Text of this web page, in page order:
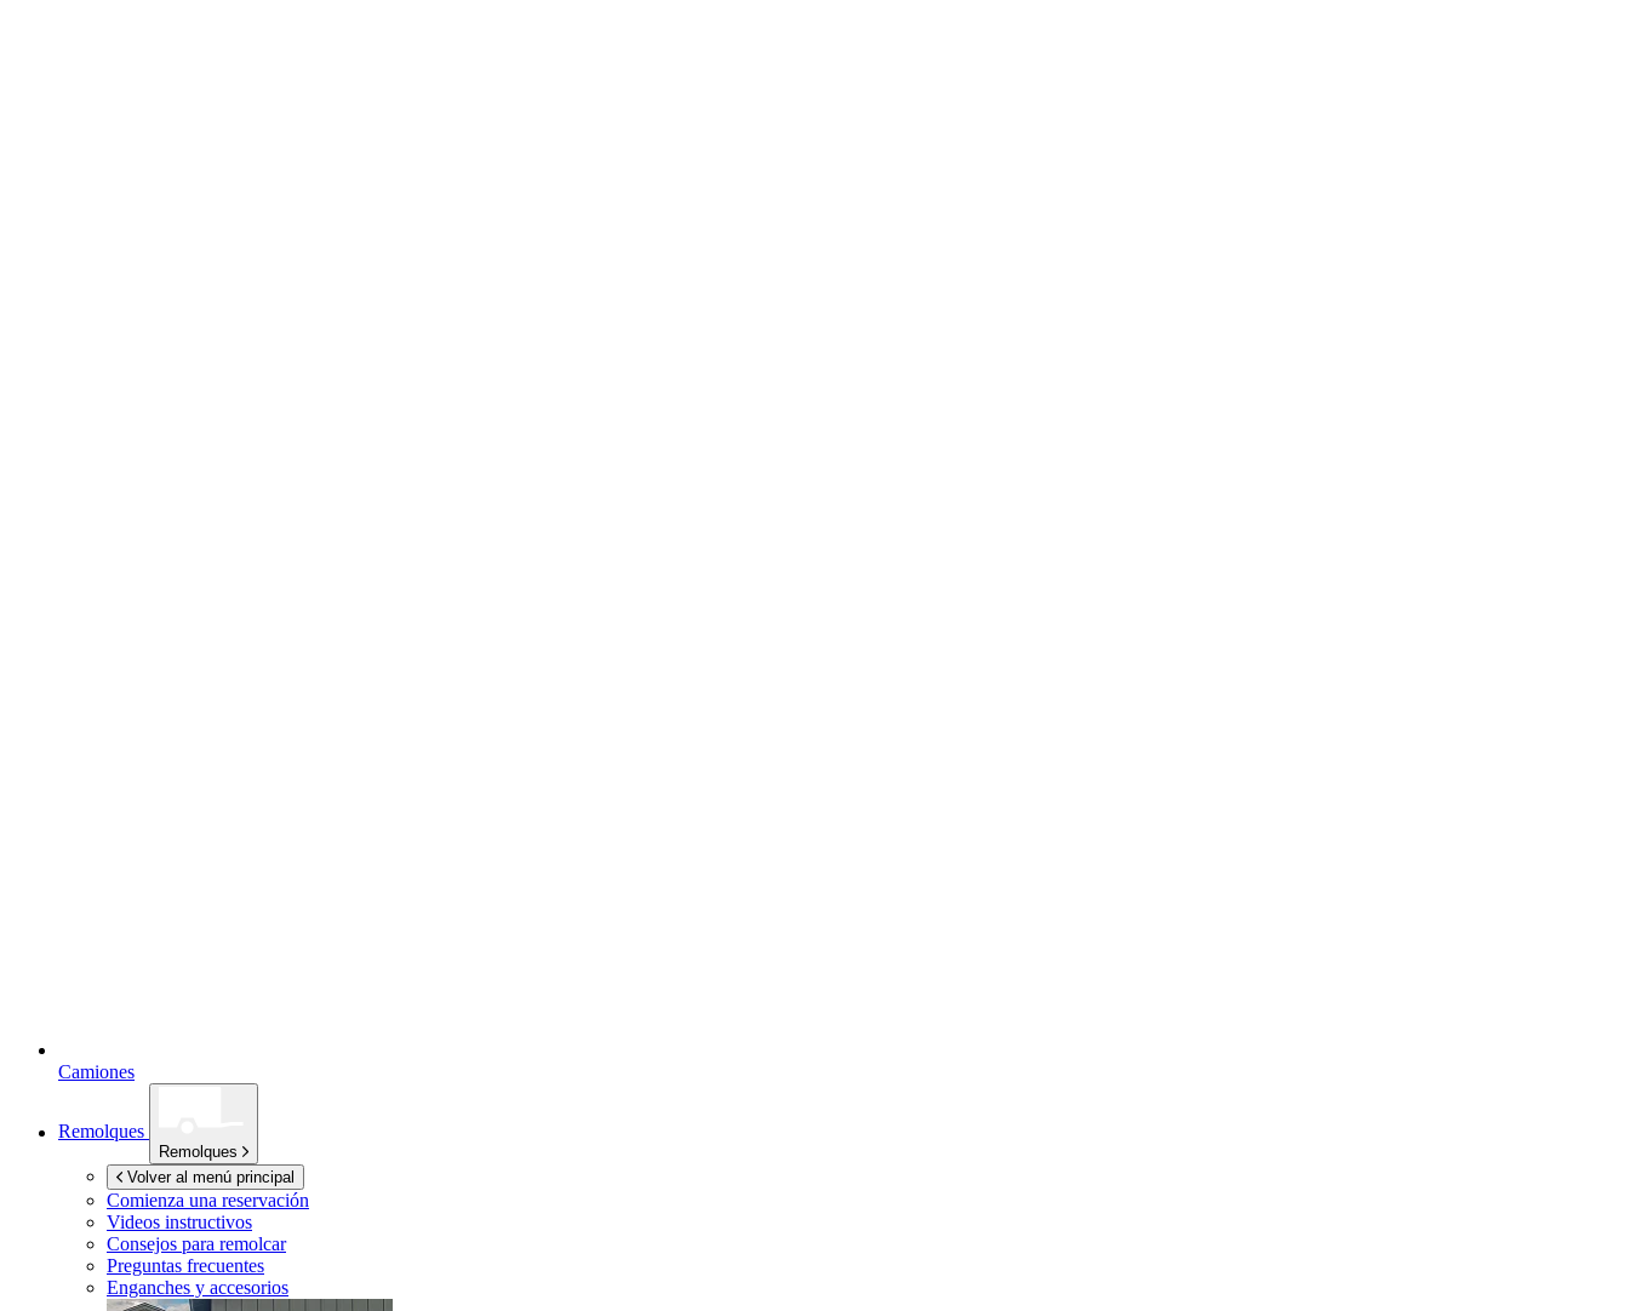
Camiones
Remolques
Remolques
Volver al menú principal
Comienza una reservación
Videos instructivos
Consejos para remolcar
Preguntas frecuentes
Enganches y accesorios